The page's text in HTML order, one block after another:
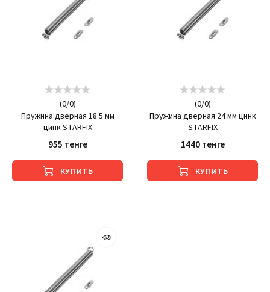
(0/0)
Пружина дверная 18.5 мм
цинк STARFIX
955 тенге
КУПИТЬ
(0/0)
Пружина дверная 24 мм цинк
STARFIX
1440 тенге
КУПИТЬ